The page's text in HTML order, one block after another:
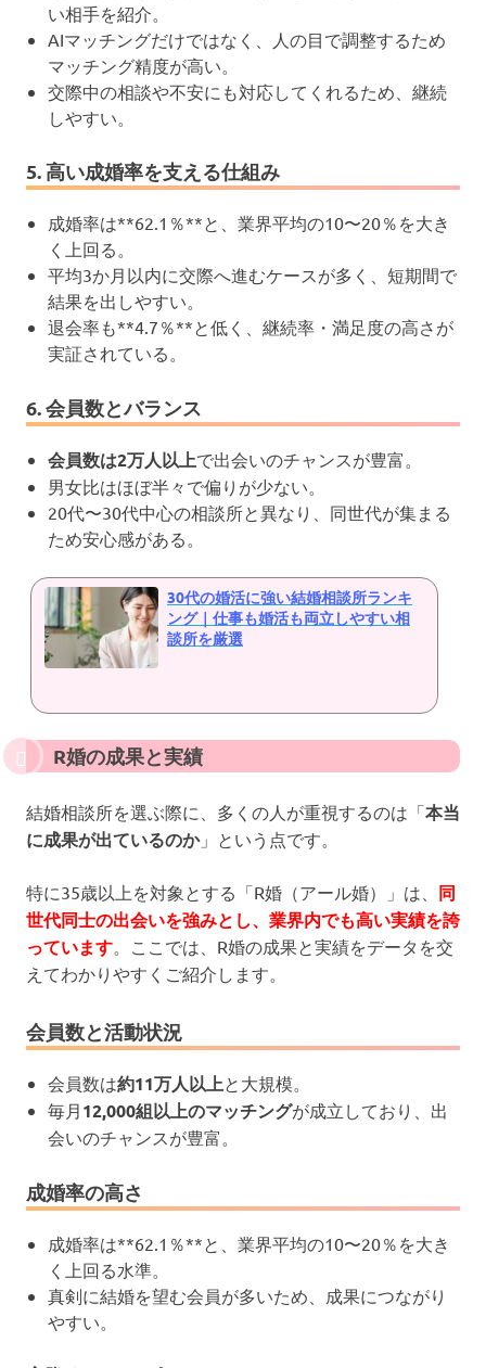
い相手を紹介。
AIマッチングだけではなく、人の目で調整するため
マッチング精度が高い。
交際中の相談や不安にも対応してくれるため、継続
しやすい。
5. 高い成婚率を支える仕組み
成婚率は**62.1％**と、業界平均の10〜20％を大き
く上回る。
平均3か月以内に交際へ進むケースが多く、短期間で
結果を出しやすい。
退会率も**4.7％**と低く、継続率・満足度の高さが
実証されている。
6. 会員数とバランス
会員数は2万人以上で出会いのチャンスが豊富。
男女比はほぼ半々で偏りが少ない。
20代〜30代中心の相談所と異なり、同世代が集まる
ため安心感がある。
30代の婚活に強い結婚相談所ランキ
ング｜仕事も婚活も両立しやすい相
談所を厳選
R婚の成果と実績
結婚相談所を選ぶ際に、多くの人が重視するのは「本当
に成果が出ているのか」という点です。
特に35歳以上を対象とする「R婚（アール婚）」は、 同
世代同士の出会いを強みとし、業界内でも高い実績を誇
っています 。ここでは、R婚の成果と実績をデータを交
えてわかりやすくご紹介します。
会員数と活動状況
会員数は約11万人以上と大規模。
毎月 12,000組以上のマッチングが成立しており、出
会いのチャンスが豊富。
成婚率の高さ
成婚率は**62.1％**と、業界平均の10〜20％を大き
く上回る水準。
真剣に結婚を望む会員が多いため、成果につながり
やすい。